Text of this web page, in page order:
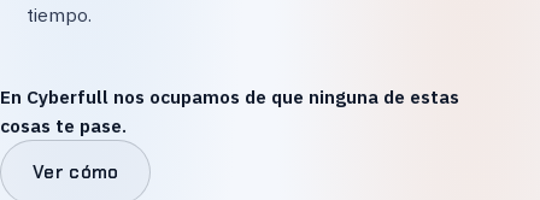
tiempo.
En Cyberfull nos ocupamos de que ninguna de estas
cosas te pase.
Ver cómo